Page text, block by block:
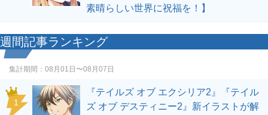
素晴らしい世界に祝福を！】
週間記事ランキング
集計期間： 08月01日〜08月07日
1
『テイルズ オブ エクシリア2』『テイル
ズ オブ デスティニー2』新イラストが解